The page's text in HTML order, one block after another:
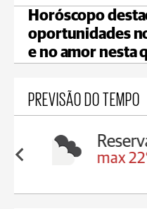
Horóscopo
oportunidades
e no amor nesta
PREVISÃO DO TEMPO
18°C